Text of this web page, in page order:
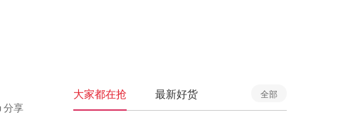
分享
大家都在抢 最新好货 全部